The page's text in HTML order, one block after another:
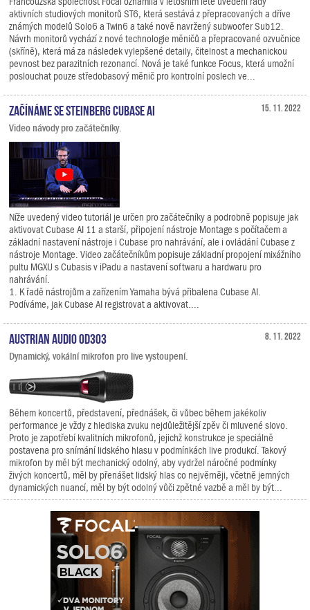
aktivních studiových monitorů ST6, která sestává z přepracovaných a dříve
známých modelů Solo6 a Twin6 a také nově navržený subwoofer Sub12.
Návrh monitorů vychází z nové technologie měničů a přepracované ozvučnice
(skříně), která má za následek vylepšené detaily, čitelnost a mechanickou
pevnost bez parazitních rezonancí. Nová je také funkce Focus, která umožní
poslouchat pouze středobasový měnič pro kontrolní poslech ve...
15. 11. 2022
Začínáme se Steinberg Cubase AI
Video návody pro začátečníky.
Níže uvedený video tutoriál je určen pro začátečníky a podrobně popisuje jak
aktivovat Cubase AI 11 a starší, připojení nástroje Montage s počítačem a
základní nastavení nástroje i Cubase pro nahrávání, ale i ovládání Cubase z
nástroje Montage. Video začátečníkům popisuje základní propojení mixážního
pultu MGXU s Cubasis v iPadu a nastavení softwaru a hardwaru pro
nahrávání.
1. K řadě nástrojům a zařízením Yamaha bývá přibalena Cubase AI.
Podíváme, jak Cubase AI registrovat a aktivovat....
8. 11. 2022
Austrian Audio OD303
Dynamický, vokální mikrofon pro live vystoupení.
Během koncertů, představení, přednášek, či vůbec během jakékoliv
performance je vždy z hlediska zvuku nejdůležitější zpěv či mluvené slovo.
Proto je zapotřebí kvalitních mikrofonů, jejichž konstrukce je speciálně
postavena pro snímání lidského hlasu v podmínkách live produkcí. Takový
mikrofon by měl být mechanický odolný, aby vydržel náročné podmínky
živých koncertů, měl by přenášet lidský hlas co nejvěrněji, včetně jemných
dynamických nuancí, měl by být odolný vůči zpětné vazbě a měl by být...